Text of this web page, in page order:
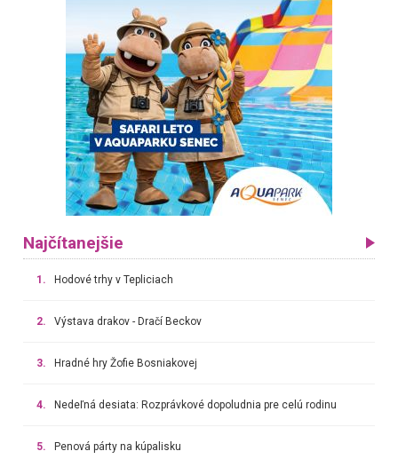
Najčítanejšie
1. Hodové trhy v Tepliciach
2. Výstava drakov - Dračí Beckov
3. Hradné hry Žofie Bosniakovej
4. Nedeľná desiata: Rozprávkové dopoludnia pre celú rodinu
5. Penová párty na kúpalisku